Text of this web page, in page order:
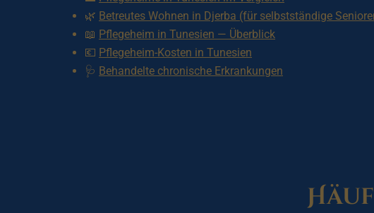
🌿 Betreutes Wohnen in Djerba (für selbstständige
📖 Pflegeheim in Tunesien — Überblick
💶 Pflegeheim-Kosten in Tunesien
🩺 Behandelte chronische Erkrankungen